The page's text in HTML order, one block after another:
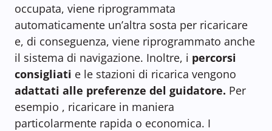
occupata, viene riprogrammata
automaticamente un’altra sosta per ricaricare
e, di conseguenza, viene riprogrammato anche
il sistema di navigazione. Inoltre, i percorsi
consigliati e le stazioni di ricarica vengono
adattati alle preferenze del guidatore. Per
esempio , ricaricare in maniera
particolarmente rapida o economica. I